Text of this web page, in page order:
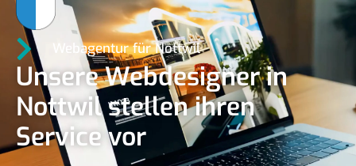
Webagentur für Nottwil
Unsere Webdesigner in
Nottwil stellen ihren
Service vor